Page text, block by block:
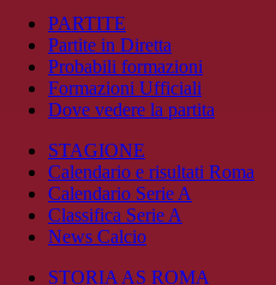
PARTITE
Partite in Diretta
Probabili formazioni
Formazioni Ufficiali
Dove vedere la partita
STAGIONE
Calendario e risultati Roma
Calendario Serie A
Classifica Serie A
News Calcio
STORIA AS ROMA